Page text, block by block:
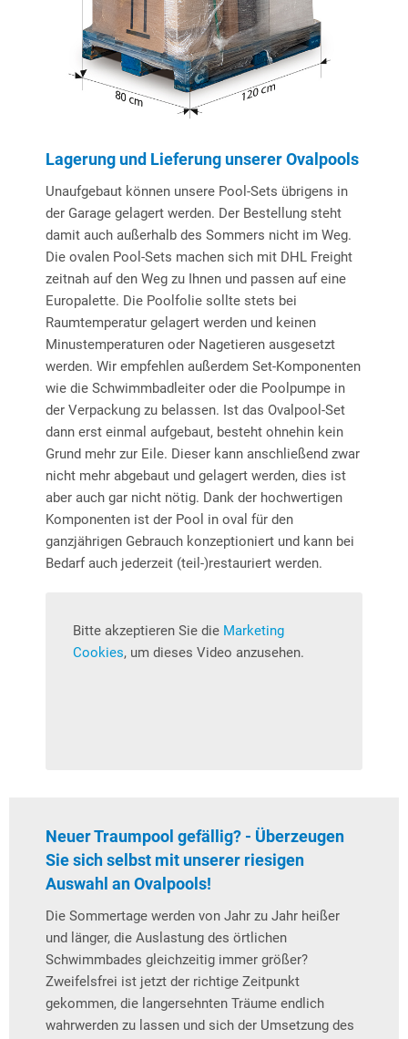
Lagerung und Lieferung unserer Ovalpools
Unaufgebaut können unsere Pool-Sets übrigens in
der Garage gelagert werden. Der Bestellung steht
damit auch außerhalb des Sommers nicht im Weg.
Die ovalen Pool-Sets machen sich mit DHL Freight
zeitnah auf den Weg zu Ihnen und passen auf eine
Europalette. Die Poolfolie sollte stets bei
Raumtemperatur gelagert werden und keinen
Minustemperaturen oder Nagetieren ausgesetzt
werden. Wir empfehlen außerdem Set-Komponenten
wie die Schwimmbadleiter oder die Poolpumpe in
der Verpackung zu belassen. Ist das Ovalpool-Set
dann erst einmal aufgebaut, besteht ohnehin kein
Grund mehr zur Eile. Dieser kann anschließend zwar
nicht mehr abgebaut und gelagert werden, dies ist
aber auch gar nicht nötig. Dank der hochwertigen
Komponenten ist der Pool in oval für den
ganzjährigen Gebrauch konzeptioniert und kann bei
Bedarf auch jederzeit (teil-)restauriert werden.
Bitte akzeptieren Sie die Marketing
Cookies, um dieses Video anzusehen.
Neuer Traumpool gefällig? - Überzeugen
Sie sich selbst mit unserer riesigen
Auswahl an Ovalpools!
Die Sommertage werden von Jahr zu Jahr heißer
und länger, die Auslastung des örtlichen
Schwimmbades gleichzeitig immer größer?
Zweifelsfrei ist jetzt der richtige Zeitpunkt
gekommen, die langersehnten Träume endlich
wahrwerden zu lassen und sich der Umsetzung des